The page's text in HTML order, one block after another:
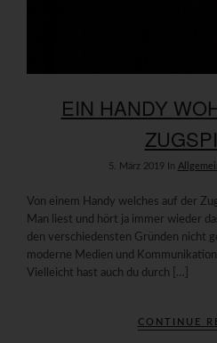
EIN HANDY
5. März 2019 In
Von einem Handy welches auf der
Man liest und hört ja immer wieder
den verschiedensten Gründen nicht
moderne Medien und
Vielleicht hast auch du durch […]
CONTINUE